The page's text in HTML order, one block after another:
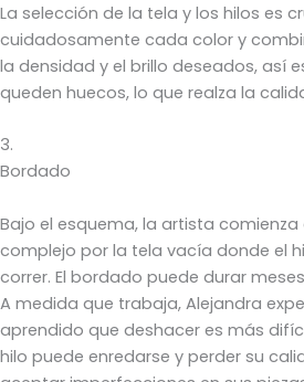
La selección de la tela y los hilos es
cuidadosamente cada color y
la densidad y el brillo deseados, así
queden huecos, lo que realza la
3.
Bordado
Bajo el esquema, la artista
complejo por la tela vacía donde el
correr. El bordado puede durar
A medida que trabaja, Alejandra
aprendido que deshacer es más
hilo puede enredarse y perder su